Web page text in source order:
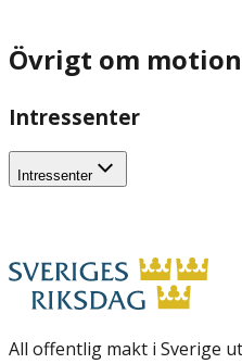
Övrigt om
Intressenter
Intressenter
All offentlig makt i Sverige